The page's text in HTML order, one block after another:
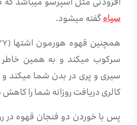
افزودنی مثل اسپرسو میباشد که
سیاهگفته میشود.
سرکوب میکند و به همین
کالری دریافت روزانه شما را